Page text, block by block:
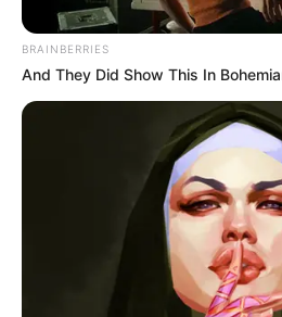
BRAINBERRIES
And They Did Show This In